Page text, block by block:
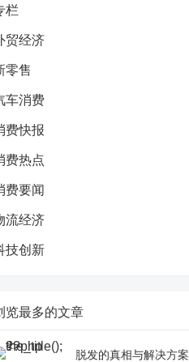
栏
贸经济
零售
车消费
费快报
费热点
费要闻
流经济
技创新
览最多的文章
脱发的真相与解决方案